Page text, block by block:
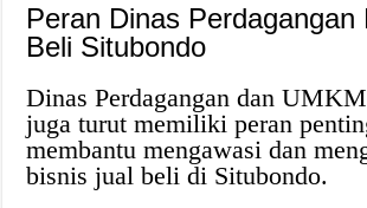
Peran Dinas Perdagangan
Beli Situbondo
Dinas Perdagangan dan
juga turut memiliki peran
membantu mengawasi dan
bisnis jual beli di Situbondo.